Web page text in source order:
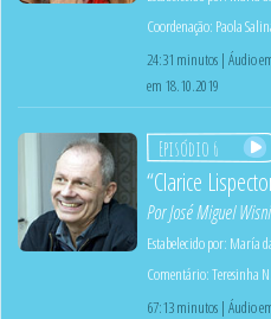
Coordenação: Paola
24:31 minutos | Áudio
em 18.10.2019
Episódio 6
“Clarice
PorJosé Miguel
Estabelecido por: María
Comentário:Teresinha
67:13 minutos | Áudio